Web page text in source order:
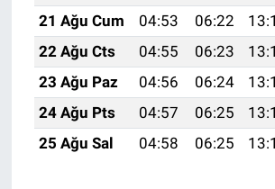
21 Ağu Cum
04:53 06:22
22 Ağu Cts
04:55 06:23
23 Ağu Paz
04:56 06:24
24 Ağu Pts
04:57 06:25
25 Ağu Sal
04:58 06:25